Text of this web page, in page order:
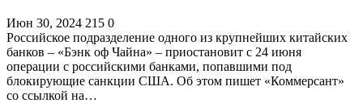
Июн 30, 2024 215 0
Российское подразделение одного из крупнейших китайских
банков – «Бэнк оф Чайна» – приостановит с 24 июня
операции с российскими банками, попавшими под
блокирующие санкции США. Об этом пишет «Коммерсант»
со ссылкой на…